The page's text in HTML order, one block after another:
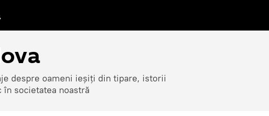
despre oameni ieșiți din tipare, istorii
societatea noastră